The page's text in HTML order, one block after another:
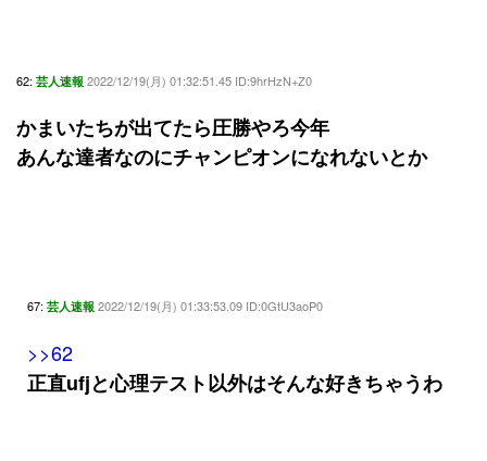
62: 芸人速報 2022/12/19(月) 01:32:51.45 ID:9hrHzN+Z0
かまいたちが出てたら圧勝やろ今年
あんな達者なのにチャンピオンになれないとか
67: 芸人速報 2022/12/19(月) 01:33:53.09 ID:0GtU3aoP0
>>62
正直ufjと心理テスト以外はそんな好きちゃうわ